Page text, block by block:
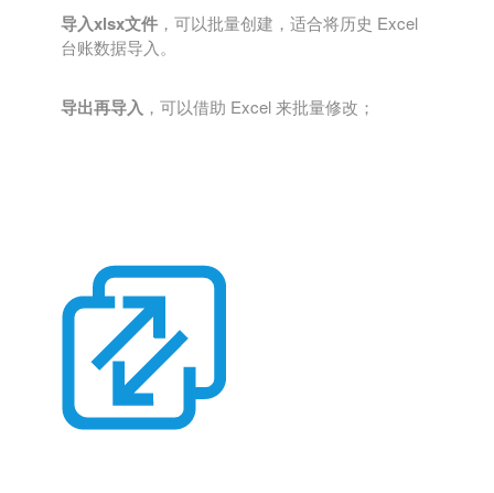
导入xlsx文件 ，可以批量创建，适合将历史 Excel
台账数据导入。
导出再导入 ，可以借助 Excel 来批量修改；